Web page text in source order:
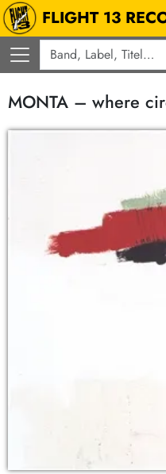
FLIGHT 13
MONTA – where